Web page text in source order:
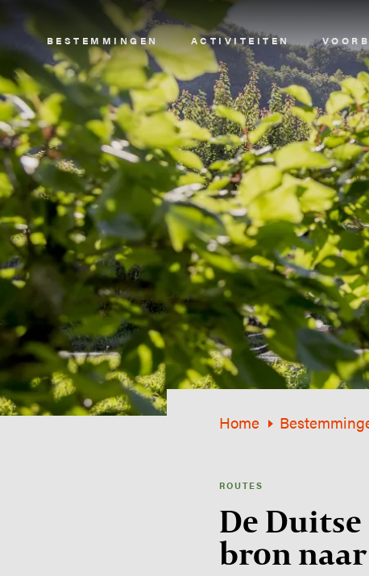
BESTEMMINGEN ACTIVITEITEN
Image
Home
ROUTES
De
bron naar